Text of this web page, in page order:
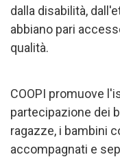
dalla disabilità,
abbiano pari
qualità.
COOPI promuove
partecipazione dei
ragazze, i bambini
accompagnati e